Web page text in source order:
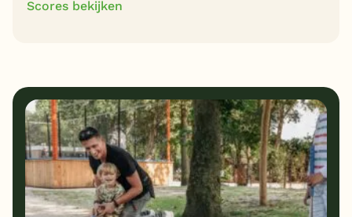
Scores bekijken
7 Bungalows 10 Kindvriendelijk
9 Prijs/kwaliteit